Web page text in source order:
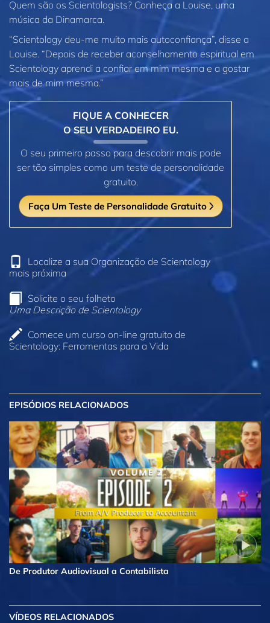
Quem são os Scientologists? Conheça a Louise, uma
música da Dinamarca.
“Scientology deu‑me muito mais autoconfiança”, disse a
Louise. “Depois de receber aconselhamento espiritual em
Scientology aprendi a confiar em mim mesma e a gostar
mais de mim mesma.”
FIQUE A CONHECER
O SEU VERDADEIRO EU.
O seu primeiro passo para descobrir mais pode
ser tão simples como um teste de personalidade
gratuito.
Faça Um Teste de Personalidade Gratuito
Localize a sua Organização de Scientology
mais próxima
Solicite o seu folheto
Uma Descrição de Scientology
Comece um curso on‑line gratuito de
Scientology: Ferramentas para a Vida
EPISÓDIOS RELACIONADOS
De Produtor Audiovisual a Contabilista
VÍDEOS RELACIONADOS